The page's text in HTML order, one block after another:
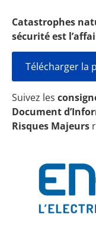
Catastrophes
sécurité est
Télécharger la
Suivez les
Document
Risques Majeurs